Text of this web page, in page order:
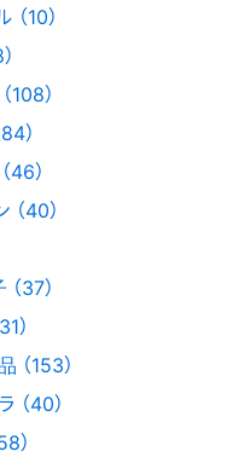
10）
）
）
46）
40）
37）
）
（153）
（40）
）